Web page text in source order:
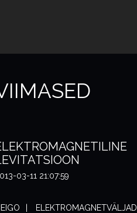
03-11 21:07:59
ELEKTROMAGNETVÄLJAD